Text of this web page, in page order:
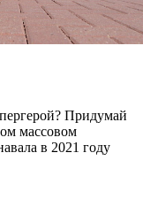
Придумай
массовом
в 2021 году